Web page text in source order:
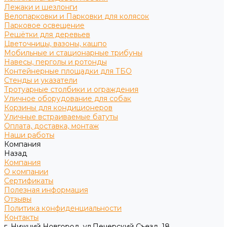
Лежаки и шезлонги
Велопарковки и Парковки для колясок
Парковое освещение
Решётки для деревьев
Цветочницы, вазоны, кашпо
Мобильные и стационарные трибуны
Навесы, перголы и ротонды
Контейнерные площадки для ТБО
Стенды и указатели
Тротуарные столбики и ограждения
Уличное оборудование для собак
Корзины для кондиционеров
Уличные встраиваемые батуты
Оплата, доставка, монтаж
Наши работы
Компания
Назад
Компания
О компании
Сертификаты
Полезная информация
Отзывы
Политика конфиденциальности
Контакты